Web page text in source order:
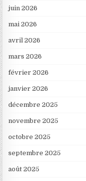
juin 2026
mai 2026
avril 2026
mars 2026
février 2026
janvier 2026
décembre 2025
novembre 2025
octobre 2025
septembre 2025
août 2025